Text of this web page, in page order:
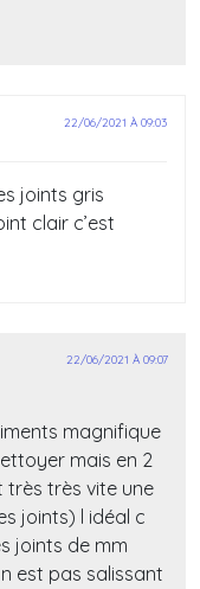
22/06/2021 À 09:03
joints gris
clair c’est
22/06/2021 À 09:07
magnifique
mais en 2
très très vite une
joints) l idéal c
joints de mm
est pas salissant